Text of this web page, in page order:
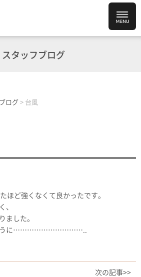
タッフブログ
ログ > 台風
ほど強くなくて良かったです。
、
ました。
ように…………………………..
次の記事>>